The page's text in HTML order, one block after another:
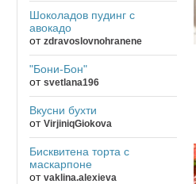
Шоколадов пудинг с
авокадо
от zdravoslovnohranene
"Бони-Бон"
от svetlana196
Вкусни бухти
от VirjiniqGiokova
Бисквитена торта с
маскарпоне
от vaklina.alexieva